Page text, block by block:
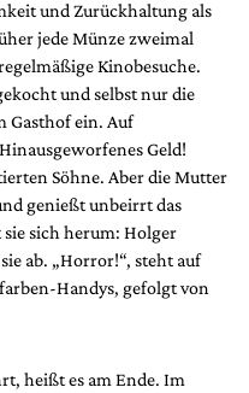
und Zurückhaltung als
jede Münze zweimal
Kinobesuche.
und selbst nur die
Gasthof ein. Auf
Geld!
Söhne. Aber die Mutter
genießt unbeirrt das
sich herum: Holger
ab. „Horror!“, steht auf
Handys, gefolgt von
heißt es am Ende. Im